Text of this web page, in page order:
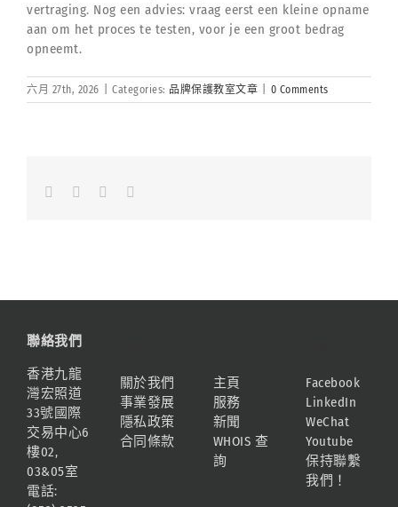
vertraging. Nog een advies: vraag eerst een kleine opname
aan om het proces te testen, voor je een groot bedrag
opneemt.
六月 27th, 2026 Categories: 品牌保護教室文章 0 Comments
FacebookLinkedInWhatsapp
聯絡我們
香港九龍
灣宏照道
33號國際
交易中心6
樓02,
03&05室
電話:
關於我們
事業發展
隱私政策
合同條款
主頁
服務
新聞
WHOIS 查
詢
Facebook
LinkedIn
WeChat
Youtube
保持聯繫
我們！